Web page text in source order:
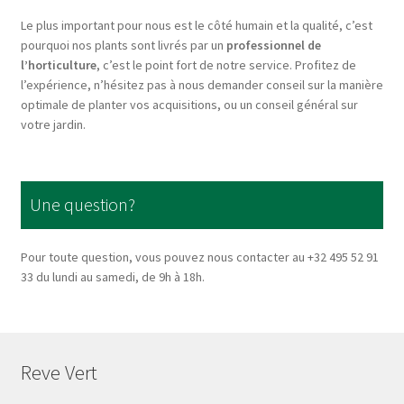
the
product
page
Le plus important pour nous est le côté humain et la qualité, c’est
pourquoi nos plants sont livrés par un professionnel de
l’horticulture, c’est le point fort de notre service. Profitez de
l’expérience, n’hésitez pas à nous demander conseil sur la manière
optimale de planter vos acquisitions, ou un conseil général sur
votre jardin.
Une question?
Pour toute question, vous pouvez nous contacter au +32 495 52 91
33 du lundi au samedi, de 9h à 18h.
Reve Vert